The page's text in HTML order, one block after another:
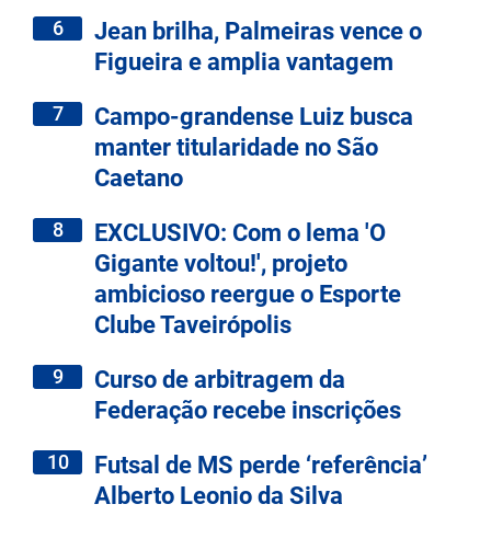
6
Jean brilha, Palmeiras vence o
Figueira e amplia vantagem
7
Campo-grandense Luiz busca
manter titularidade no São
Caetano
8
EXCLUSIVO: Com o lema 'O
Gigante voltou!', projeto
ambicioso reergue o Esporte
Clube Taveirópolis
9
Curso de arbitragem da
Federação recebe inscrições
10
Futsal de MS perde ‘referência’
Alberto Leonio da Silva